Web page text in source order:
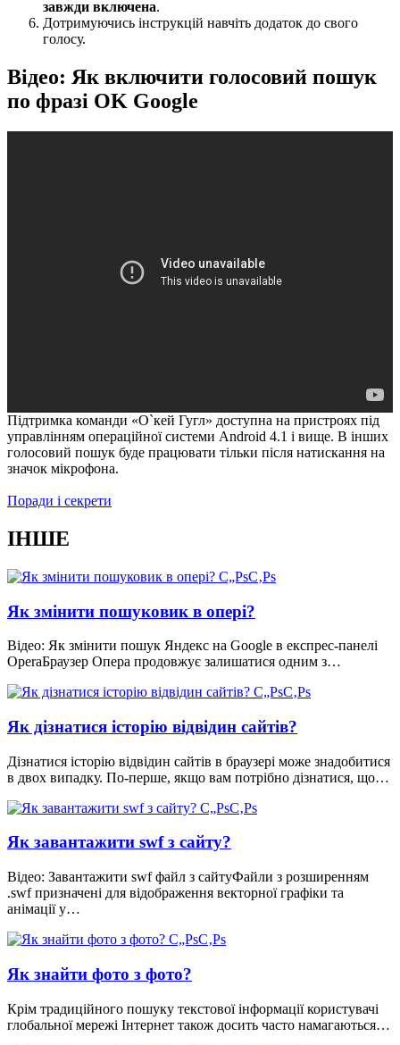
завжди включена.
Дотримуючись інструкцій навчіть додаток до свого
голосу.
Відео: Як включити голосовий пошук
по фразі OK Google
Підтримка команди «О`кей Гугл» доступна на пристроях під
управлінням операційної системи Android 4.1 і вище. В інших
голосовий пошук буде працювати тільки після натискання на
значок мікрофона.
Поради і секрети
ІНШЕ
Як змінити пошуковик в опері?
Відео: Як змінити пошук Яндекс на Google в експрес-панелі
OperaБраузер Опера продовжує залишатися одним з…
Як дізнатися історію відвідин сайтів?
Дізнатися історію відвідин сайтів в браузері може знадобитися
в двох випадку. По-перше, якщо вам потрібно дізнатися, що…
Як завантажити swf з сайту?
Відео: Завантажити swf файл з сайтуФайли з розширенням
.swf призначені для відображення векторної графіки та
анімації у…
Як знайти фото з фото?
Крім традиційного пошуку текстової інформації користувачі
глобальної мережі Інтернет також досить часто намагаються…